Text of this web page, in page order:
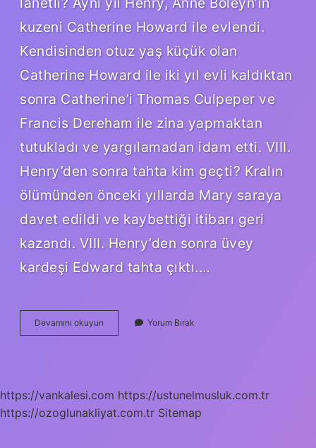
kuzeni Catherine Howard ile evlendi.
Kendisinden otuz yaş küçük olan
Catherine Howard ile iki yıl evli kaldıktan
sonra Catherine’i Thomas Culpeper ve
Francis Dereham ile zina yapmaktan
tutukladı ve yargılamadan idam etti. VIII.
Henry’den sonra tahta kim geçti? Kralın
ölümünden önceki yıllarda Mary saraya
davet edildi ve kaybettiği itibarı geri
kazandı. VIII. Henry’den sonra üvey
kardeşi Edward tahta çıktı.…
Devamını okuyun
Henry
Yorum Bırak
https://vankalesi.com https://ustunelmusluk.com.tr
https://ozoglunakliyat.com.tr Sitemap